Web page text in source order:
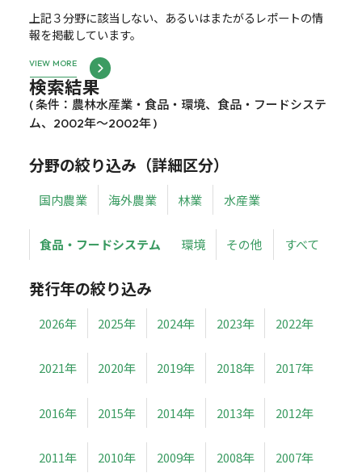
上記３分野に該当しない、あるいはまたがるレポートの情
報を掲載しています。
VIEW MORE
検索結果
( 条件：農林水産業・食品・環境、食品・フードシステ
ム、2002年～2002年 )
分野の絞り込み（詳細区分）
国内農業 海外農業 林業 水産業
食品・フードシステム 環境 その他 すべて
発行年の絞り込み
2026年 2025年 2024年 2023年 2022年
2021年 2020年 2019年 2018年 2017年
2016年 2015年 2014年 2013年 2012年
2011年 2010年 2009年 2008年 2007年